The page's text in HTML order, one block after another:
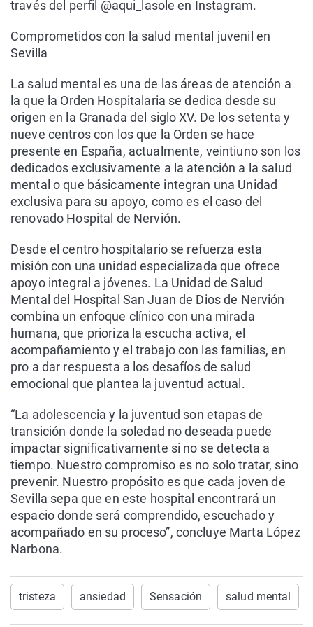
través del perfil @aqui_lasole en Instagram.
Comprometidos con la salud mental juvenil en
Sevilla
La salud mental es una de las áreas de atención a
la que la Orden Hospitalaria se dedica desde su
origen en la Granada del siglo XV. De los setenta y
nueve centros con los que la Orden se hace
presente en España, actualmente, veintiuno son los
dedicados exclusivamente a la atención a la salud
mental o que básicamente integran una Unidad
exclusiva para su apoyo, como es el caso del
renovado Hospital de Nervión.
Desde el centro hospitalario se refuerza esta
misión con una unidad especializada que ofrece
apoyo integral a jóvenes. La Unidad de Salud
Mental del Hospital San Juan de Dios de Nervión
combina un enfoque clínico con una mirada
humana, que prioriza la escucha activa, el
acompañamiento y el trabajo con las familias, en
pro a dar respuesta a los desafíos de salud
emocional que plantea la juventud actual.
“La adolescencia y la juventud son etapas de
transición donde la soledad no deseada puede
impactar significativamente si no se detecta a
tiempo. Nuestro compromiso es no solo tratar, sino
prevenir. Nuestro propósito es que cada joven de
Sevilla sepa que en este hospital encontrará un
espacio donde será comprendido, escuchado y
acompañado en su proceso”, concluye Marta López
Narbona.
tristeza ansiedad Sensación salud mental